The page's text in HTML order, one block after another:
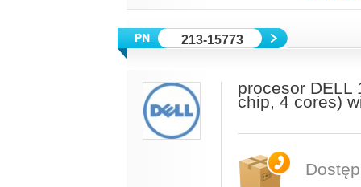
213-15773
procesor DELL
chip, 4 cores)